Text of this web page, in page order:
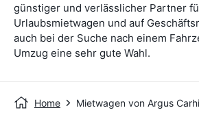
günstiger und verlässlicher Partner
Urlaubsmietwagen und auf
auch bei der Suche nach einem
Umzug eine sehr gute Wahl.
Home Mietwagen von Argus